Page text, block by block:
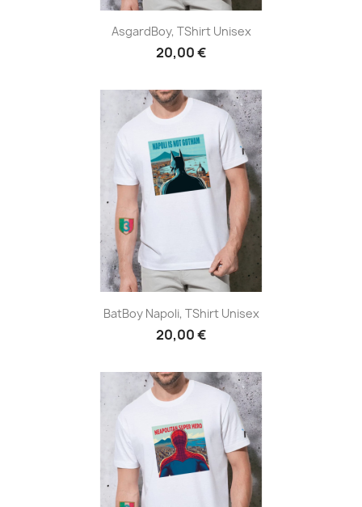
AsgardBoy, TShirt Unisex
20,00 €
BatBoy Napoli, TShirt Unisex
20,00 €